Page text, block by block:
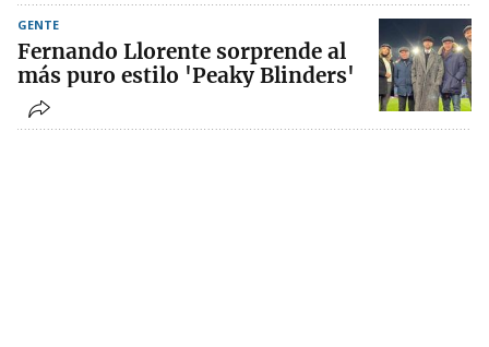
GENTE
Fernando Llorente sorprende al
más puro estilo 'Peaky Blinders'